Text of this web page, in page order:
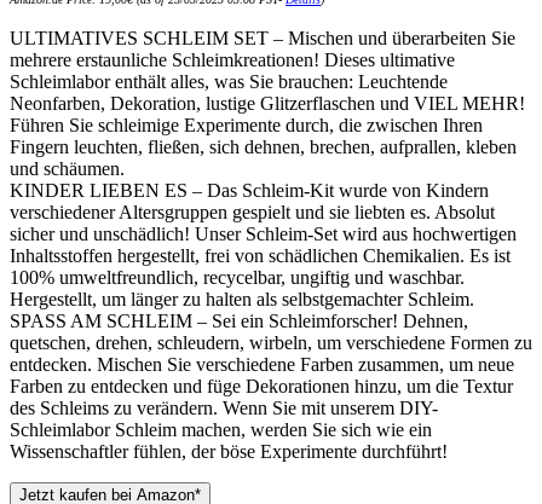
ULTIMATIVES SCHLEIM SET – Mischen und überarbeiten Sie
mehrere erstaunliche Schleimkreationen! Dieses ultimative
Schleimlabor enthält alles, was Sie brauchen: Leuchtende
Neonfarben, Dekoration, lustige Glitzerflaschen und VIEL MEHR!
Führen Sie schleimige Experimente durch, die zwischen Ihren
Fingern leuchten, fließen, sich dehnen, brechen, aufprallen, kleben
und schäumen.
KINDER LIEBEN ES – Das Schleim-Kit wurde von Kindern
verschiedener Altersgruppen gespielt und sie liebten es. Absolut
sicher und unschädlich! Unser Schleim-Set wird aus hochwertigen
Inhaltsstoffen hergestellt, frei von schädlichen Chemikalien. Es ist
100% umweltfreundlich, recycelbar, ungiftig und waschbar.
Hergestellt, um länger zu halten als selbstgemachter Schleim.
SPASS AM SCHLEIM – Sei ein Schleimforscher! Dehnen,
quetschen, drehen, schleudern, wirbeln, um verschiedene Formen zu
entdecken. Mischen Sie verschiedene Farben zusammen, um neue
Farben zu entdecken und füge Dekorationen hinzu, um die Textur
des Schleims zu verändern. Wenn Sie mit unserem DIY-
Schleimlabor Schleim machen, werden Sie sich wie ein
Wissenschaftler fühlen, der böse Experimente durchführt!
Jetzt kaufen bei Amazon*